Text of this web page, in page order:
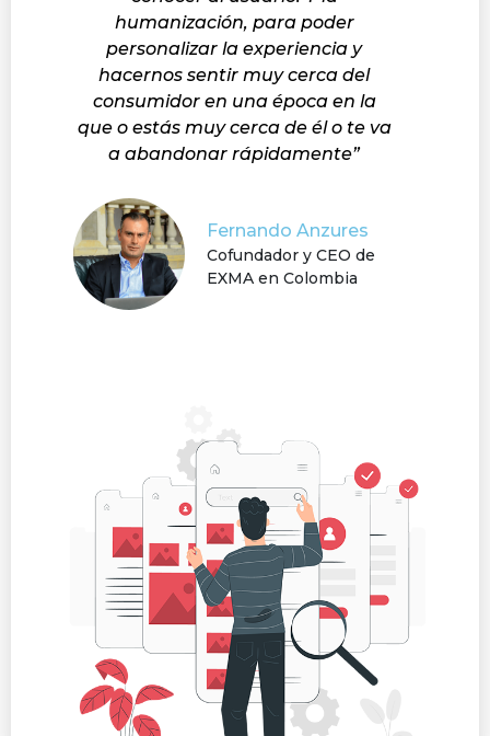
humanización, para poder
personalizar la experiencia y
hacernos sentir muy cerca del
consumidor en una época en la
que o estás muy cerca de él o te va
a abandonar rápidamente”
Fernando Anzures
Cofundador y CEO de
EXMA en Colombia